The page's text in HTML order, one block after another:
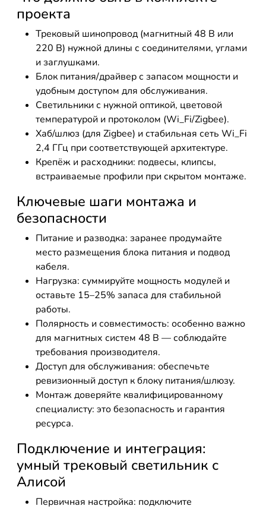
проекта
Трековый шинопровод (магнитный 48 В или
220 В) нужной длины с соединителями, углами
и заглушками.
Блок питания/драйвер с запасом мощности и
удобным доступом для обслуживания.
Светильники с нужной оптикой, цветовой
температурой и протоколом (Wi_Fi/Zigbee).
Хаб/шлюз (для Zigbee) и стабильная сеть Wi_Fi
2,4 ГГц при соответствующей архитектуре.
Крепёж и расходники: подвесы, клипсы,
встраиваемые профили при скрытом монтаже.
Ключевые шаги монтажа и
безопасности
Питание и разводка: заранее продумайте
место размещения блока питания и подвод
кабеля.
Нагрузка: суммируйте мощность модулей и
оставьте 15–25% запаса для стабильной
работы.
Полярность и совместимость: особенно важно
для магнитных систем 48 В — соблюдайте
требования производителя.
Доступ для обслуживания: обеспечьте
ревизионный доступ к блоку питания/шлюзу.
Монтаж доверяйте квалифицированному
специалисту: это безопасность и гарантия
ресурса.
Подключение и интеграция:
умный трековый светильник с
Алисой
Первичная настройка: подключите